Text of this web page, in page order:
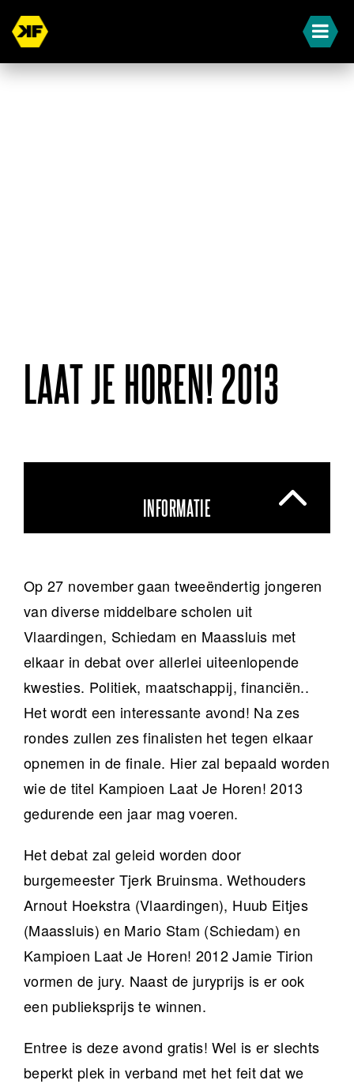
LAAT JE HOREN! 2013
INFORMATIE
Op 27 november gaan tweeëndertig jongeren
van diverse middelbare scholen uit
Vlaardingen, Schiedam en Maassluis met
elkaar in debat over allerlei uiteenlopende
kwesties. Politiek, maatschappij, financiën..
Het wordt een interessante avond! Na zes
rondes zullen zes finalisten het tegen elkaar
opnemen in de finale. Hier zal bepaald worden
wie de titel Kampioen Laat Je Horen! 2013
gedurende een jaar mag voeren.
Het debat zal geleid worden door
burgemeester Tjerk Bruinsma. Wethouders
Arnout Hoekstra (Vlaardingen), Huub Eitjes
(Maassluis) en Mario Stam (Schiedam) en
Kampioen Laat Je Horen! 2012 Jamie Tirion
vormen de jury. Naast de juryprijs is er ook
een publieksprijs te winnen.
Entree is deze avond gratis! Wel is er slechts
beperkt plek in verband met het feit dat we